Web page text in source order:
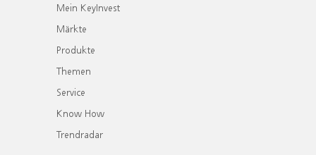
Mein KeyInvest
Märkte
Produkte
Themen
Service
Know How
Trendradar